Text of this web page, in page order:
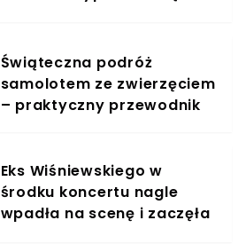
Świąteczna podróż
samolotem ze zwierzęciem
– praktyczny przewodnik
Eks Wiśniewskiego w
środku koncertu nagle
wpadła na scenę i zaczęła